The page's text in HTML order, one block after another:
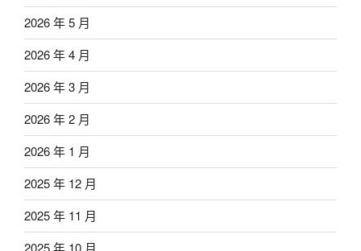
2026 年 5 月
2026 年 4 月
2026 年 3 月
2026 年 2 月
2026 年 1 月
2025 年 12 月
2025 年 11 月
2025 年 10 月